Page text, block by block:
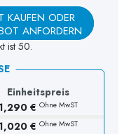
KAUFEN ODER
ANFORDERN
ist 50.
Einheitspreis
€ Ohne MwST
€ Ohne MwST